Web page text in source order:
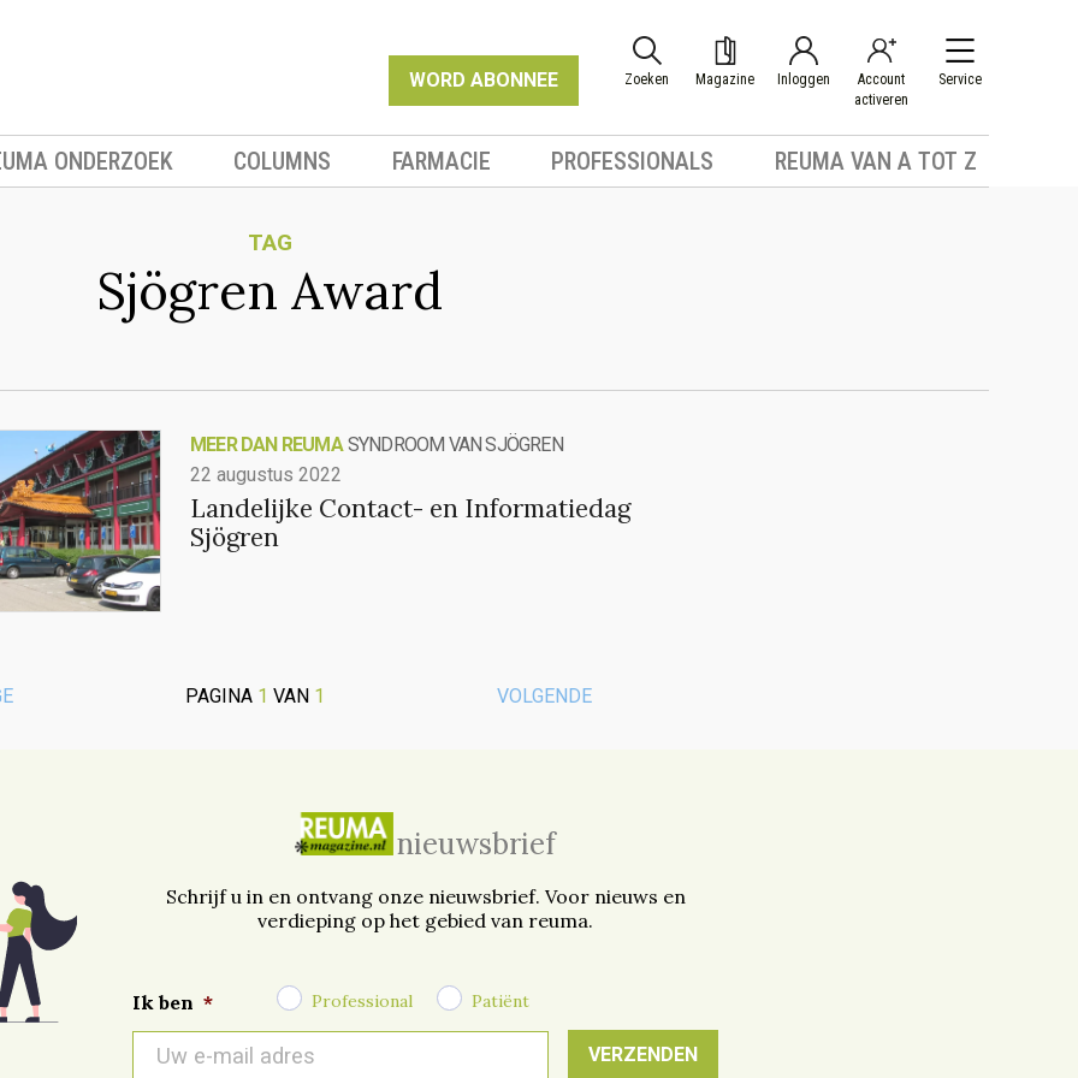
WORD ABONNEE Zoeken Magazine Inloggen
Account
activeren
Service
ONDERZOEK COLUMNS FARMACIE PROFESSIONALS REUMA VAN A TOT Z
TAG
Sjögren Award
MEER DAN REUMA SYNDROOM VAN SJÖGREN
22 augustus 2022
Landelijke Contact- en Informatiedag
Sjögren
PAGINA 1 VAN 1 VOLGENDE
nieuwsbrief
Schrijf u in en ontvang onze nieuwsbrief. Voor nieuws en
verdieping op het gebied van reuma.
Ik ben * Professional Patiënt
mail
*